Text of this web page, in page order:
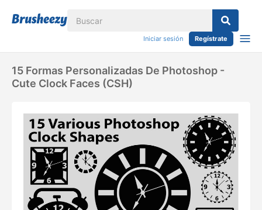
Iniciar sesión Regístrate
15 Formas Personalizadas De Photoshop -
Cute Clock Faces (CSH)